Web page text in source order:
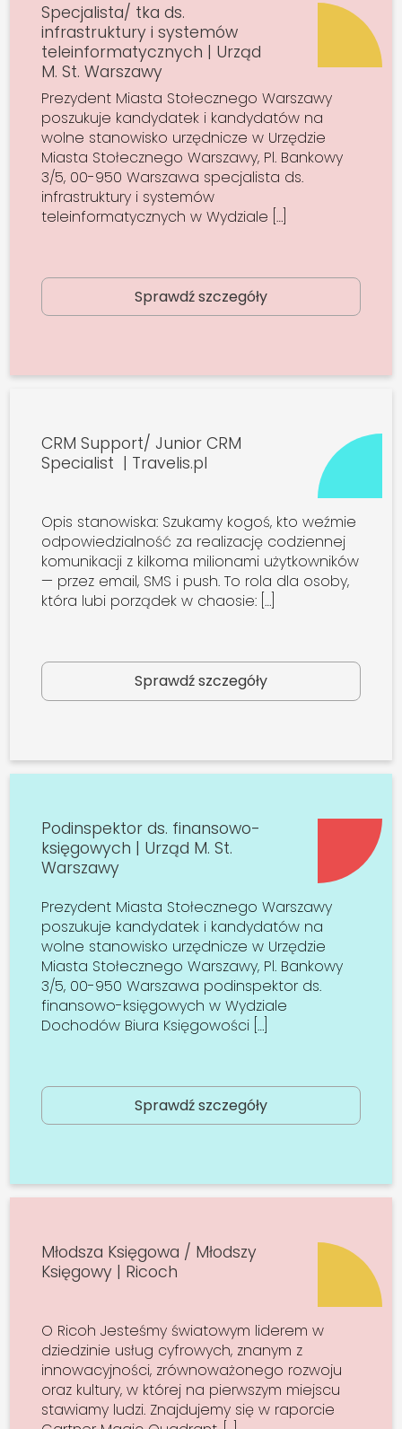
Specjalista/ tka ds.
infrastruktury i systemów
teleinformatycznych | Urząd
M. St. Warszawy
Prezydent Miasta Stołecznego Warszawy
poszukuje kandydatek i kandydatów na
wolne stanowisko urzędnicze w Urzędzie
Miasta Stołecznego Warszawy, Pl. Bankowy
3/5, 00-950 Warszawa specjalista ds.
infrastruktury i systemów
teleinformatycznych w Wydziale […]
Sprawdź szczegóły
CRM Support/ Junior CRM
Specialist | Travelis.pl
Opis stanowiska: Szukamy kogoś, kto weźmie
odpowiedzialność za realizację codziennej
komunikacji z kilkoma milionami użytkowników
— przez email, SMS i push. To rola dla osoby,
która lubi porządek w chaosie: […]
Sprawdź szczegóły
Podinspektor ds. finansowo-
księgowych | Urząd M. St.
Warszawy
Prezydent Miasta Stołecznego Warszawy
poszukuje kandydatek i kandydatów na
wolne stanowisko urzędnicze w Urzędzie
Miasta Stołecznego Warszawy, Pl. Bankowy
3/5, 00-950 Warszawa podinspektor ds.
finansowo-księgowych w Wydziale
Dochodów Biura Księgowości […]
Sprawdź szczegóły
Młodsza Księgowa / Młodszy
Księgowy | Ricoch
O Ricoh Jesteśmy światowym liderem w
dziedzinie usług cyfrowych, znanym z
innowacyjności, zrównoważonego rozwoju
oraz kultury, w której na pierwszym miejscu
stawiamy ludzi. Znajdujemy się w raporcie